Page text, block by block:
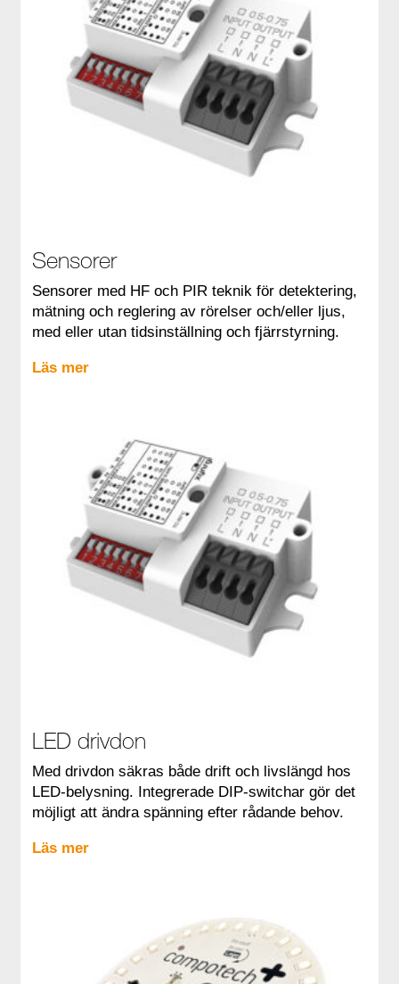
Sensorer
Sensorer med HF och PIR teknik för detektering,
mätning och reglering av rörelser och/eller ljus,
med eller utan tidsinställning och fjärrstyrning.
Läs mer
LED drivdon
Med drivdon säkras både drift och livslängd hos
LED-belysning. Integrerade DIP-switchar gör det
möjligt att ändra spänning efter rådande behov.
Läs mer